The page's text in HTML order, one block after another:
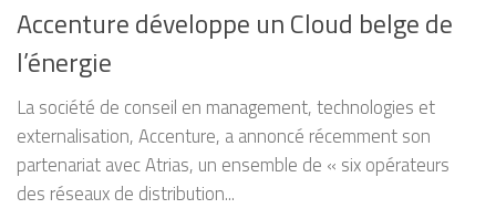
Accenture développe un Cloud belge de
l’énergie
La société de conseil en management, technologies et
externalisation, Accenture, a annoncé récemment son
partenariat avec Atrias, un ensemble de « six opérateurs
des réseaux de distribution...